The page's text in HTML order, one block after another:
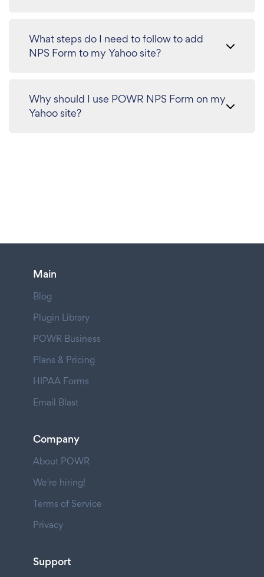
What steps do I need to follow to add
NPS Form to my Yahoo site?
Why should I use POWR NPS Form on my
Yahoo site?
Main
Blog
Plugin Library
POWR Business
Plans & Pricing
HIPAA Forms
Email Blast
Company
About POWR
We're hiring!
Terms of Service
Privacy
Support